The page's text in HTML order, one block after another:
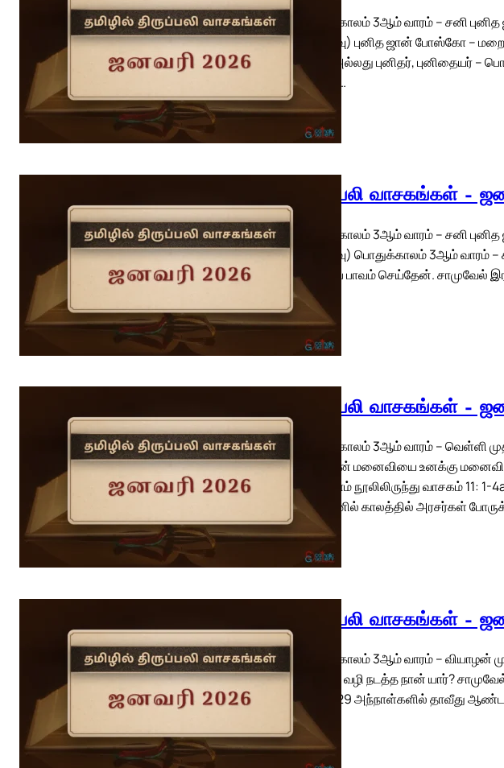
பொதுக்காலம் 3ஆம் வாரம் – சனி
(நினைவு) புனித ஜான் போஸ்கோ –
பொது அல்லது புனிதர், புனிதையர் –
வாசகம்…
திருப்பலி வாசகங்கள் –
பொதுக்காலம் 3ஆம் வாரம் – சனி
(நினைவு) பொதுக்காலம் 3ஆம் வாரம்
எதிராகப் பாவம் செய்தேன். சாமுவேல்
திருப்பலி வாசகங்கள் –
பொதுக்காலம் 3ஆம் வாரம் – வெள்ளி
உரியாவின் மனைவியை உனக்கு
இரண்டாம் நூலிலிருந்து வாசகம் 11: 1-
இளவேனில் காலத்தில் அரசர்கள்
திருப்பலி வாசகங்கள் –
பொதுக்காலம் 3ஆம் வாரம் –
என்னை வழி நடத்த நான் யார்?
19, 24-29 அந்நாள்களில் தாவீது